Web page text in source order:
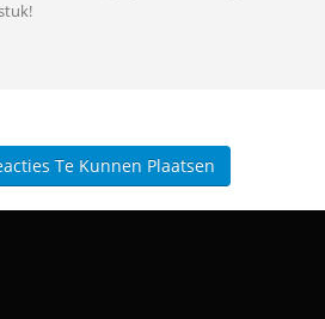
Te Kunnen Plaatsen